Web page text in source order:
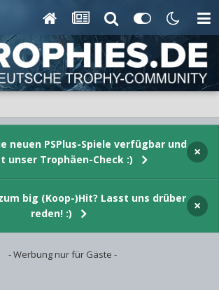
neuen PSPlus-Spiele verfügbar und
unser Trophäen-Check :)
×
big (Koop-)Hit? Lasst uns drüber
reden! :)
×
- Werbung nur für Gäste -